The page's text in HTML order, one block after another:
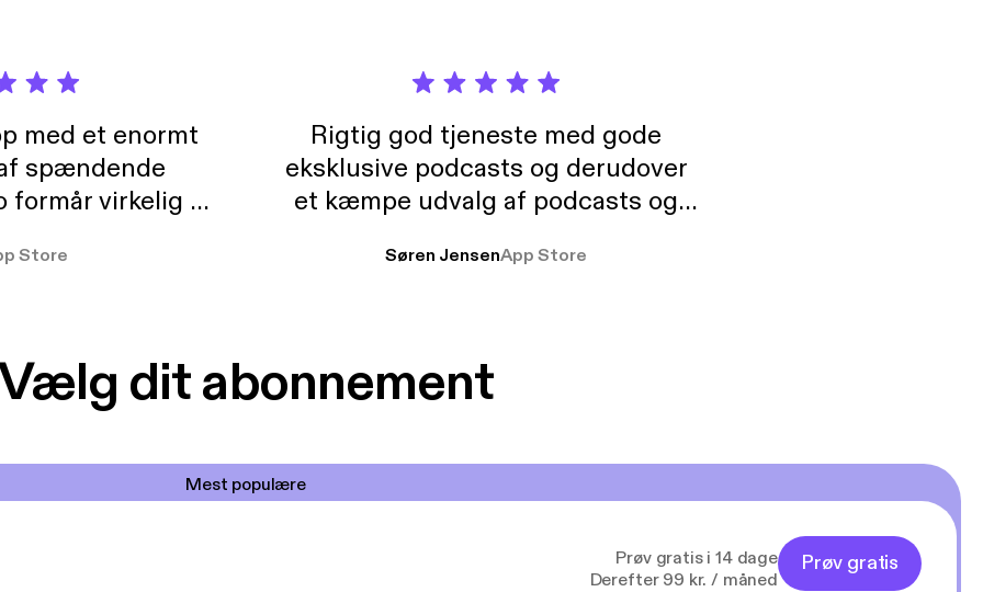
med et enormt
spændende
formår virkelig at
At der så også
Store
Rigtig god tjeneste med gode
eksklusive podcasts og derudover
et kæmpe udvalg af podcasts og
ikke andet så udelukkende pga
Søren JensenApp Store
dit abonnement
Mest populære
Prøv gratis i 14 dage
Derefter 99 kr. / måned
Prøv gratis